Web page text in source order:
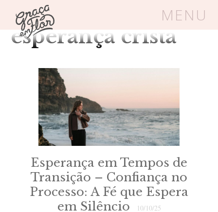
MENU
Um espaço seguro onde mulheres
Livros Carrinho Login
BLOG
SOBRE
FRUTÍFERAS
Tag Arquivos: fé e
esperança cristã
Esperança em Tempos de
Transição – Confiança no
Processo: A Fé que Espera
em Silêncio
10/10/25